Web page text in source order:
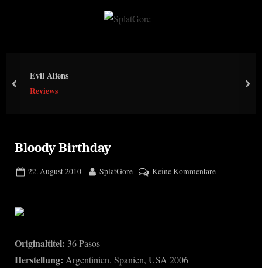
Evil Aliens
Reviews
prev
Bloody Birthday
Posted
22. August 2010 By
SplatGore Keine Kommentarezu
Originaltitel: 36 Pasos
Herstellung: Argentinien, Spanien, USA 2006